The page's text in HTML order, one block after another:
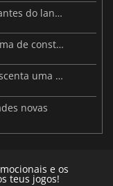
A controvérsia atinge Crimson Desert antes do lançamento
Subnautica 2 apresenta um novo sistema de construção de bases
O primeiro DLC de Borderlands 4 acrescenta uma nova personagem e muito mais
novas
e os
teus jogos!